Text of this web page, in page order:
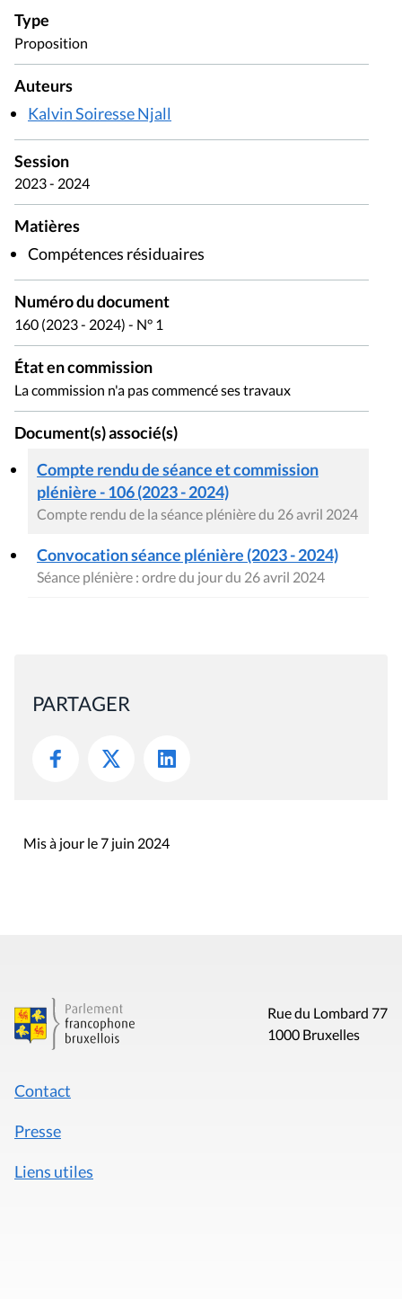
Type
Proposition
Auteurs
Kalvin Soiresse Njall
Session
2023 - 2024
Matières
Compétences résiduaires
Numéro du document
160 (2023 - 2024) - N° 1
État en commission
La commission n'a pas commencé ses travaux
Document(s) associé(s)
Compte rendu de séance et commission
plénière - 106 (2023 - 2024)
Compte rendu de la séance plénière du 26 avril 2024
Convocation séance plénière (2023 - 2024)
Séance plénière : ordre du jour du 26 avril 2024
PARTAGER
Mis à jour le 7 juin 2024
Rue du Lombard 77
1000 Bruxelles
Contact
Presse
Liens utiles